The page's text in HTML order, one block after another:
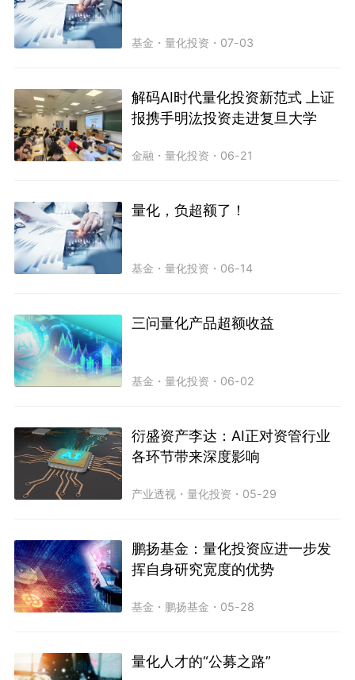
基金 ・量化投资 ・ 07-03
解码AI时代量化投资新范式 上证
报携手明汯投资走进复旦大学
金融 ・量化投资 ・ 06-21
量化，负超额了！
基金 ・量化投资 ・ 06-14
三问量化产品超额收益
基金 ・量化投资 ・ 06-02
衍盛资产李达：AI正对资管行业
各环节带来深度影响
产业透视 ・量化投资 ・ 05-29
鹏扬基金：量化投资应进一步发
挥自身研究宽度的优势
基金 ・ 鹏扬基金 ・ 05-28
量化人才的“公募之路”